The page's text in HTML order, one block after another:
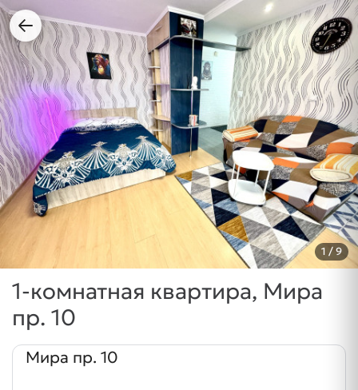
1 / 9
1-комнатная квартира, Мира
пр. 10
Мира пр. 10